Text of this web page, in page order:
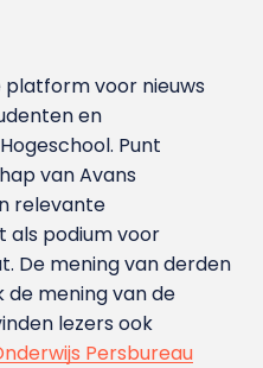
platform voor nieuws
en
Punt
van Avans
relevante
als podium voor
De mening van derden
de mening van de
lezers ook
Persbureau